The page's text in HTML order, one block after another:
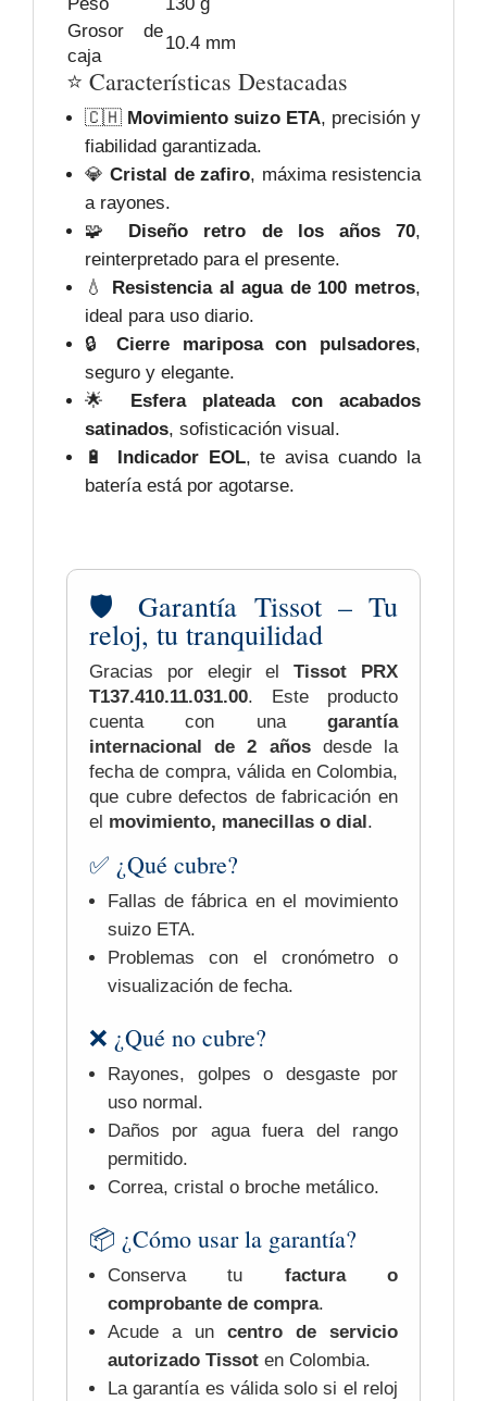
Peso
130 g
Grosor de
caja
10.4 mm
⭐️ Características Destacadas
🇨🇭 Movimiento suizo ETA, precisión y
fiabilidad garantizada.
💎 Cristal de zafiro, máxima resistencia
a rayones.
🧩
Diseño retro de los años 70,
reinterpretado para el presente.
💧
Resistencia al agua de 100 metros,
ideal para uso diario.
🔒Cierre mariposa con pulsadores,
seguro y elegante.
🌟
Esfera plateada con acabados
satinados, sofisticación visual.
🔋
Indicador EOL, te avisa cuando la
batería está por agotarse.
🛡️ Garantía Tissot – Tu
reloj, tu tranquilidad
Gracias por elegir elTissot PRX
T137.410.11.031.00. Este producto
cuenta con una garantía
internacional de 2 añosdesde la
fecha de compra, válida en Colombia,
que cubre defectos de fabricación en
el movimiento, manecillas o dial .
✅ ¿Qué cubre?
Fallas de fábrica en el movimiento
suizo ETA.
Problemas con el cronómetro o
visualización de fecha.
❌ ¿Qué no cubre?
Rayones, golpes o desgaste por
uso normal.
Daños por agua fuera del rango
permitido.
Correa, cristal o broche metálico.
📦 ¿Cómo usar la garantía?
Conserva tu factura o
comprobante de compra.
Acude a un centro de servicio
autorizado Tissot en Colombia.
La garantía es válida solo si el reloj